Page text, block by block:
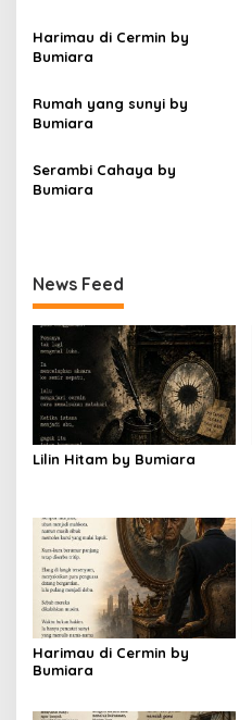
p
o
s
Harimau di Cermin by
Bumiara
Rumah yang sunyi by
Bumiara
Serambi Cahaya by
Bumiara
News Feed
Lilin Hitam by Bumiara
Harimau di Cermin by
Bumiara